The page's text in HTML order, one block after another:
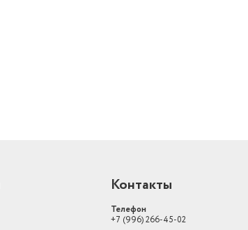
Контакты
Телефон
+7 (996) 266-45-02